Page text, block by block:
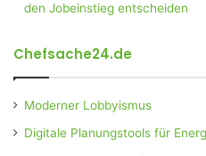
den Jobeinstieg entscheiden
Chefsache24.de
Moderner Lobbyismus
Digitale Planungstools für